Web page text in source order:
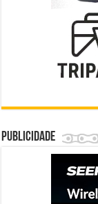
Publicidade